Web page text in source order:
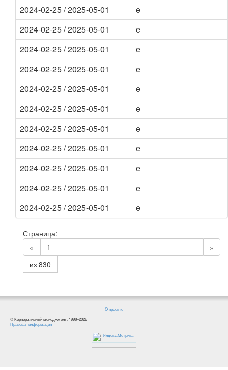
2024-02-25 / 2025-05-01
e
2024-02-25 / 2025-05-01
e
2024-02-25 / 2025-05-01
e
2024-02-25 / 2025-05-01
e
2024-02-25 / 2025-05-01
e
2024-02-25 / 2025-05-01
e
2024-02-25 / 2025-05-01
e
2024-02-25 / 2025-05-01
e
2024-02-25 / 2025-05-01
e
2024-02-25 / 2025-05-01
e
2024-02-25 / 2025-05-01
e
Страница:
«
»
из 830
О проекте
© Корпоративный менеджмент, 1998–2026
Правовая информация